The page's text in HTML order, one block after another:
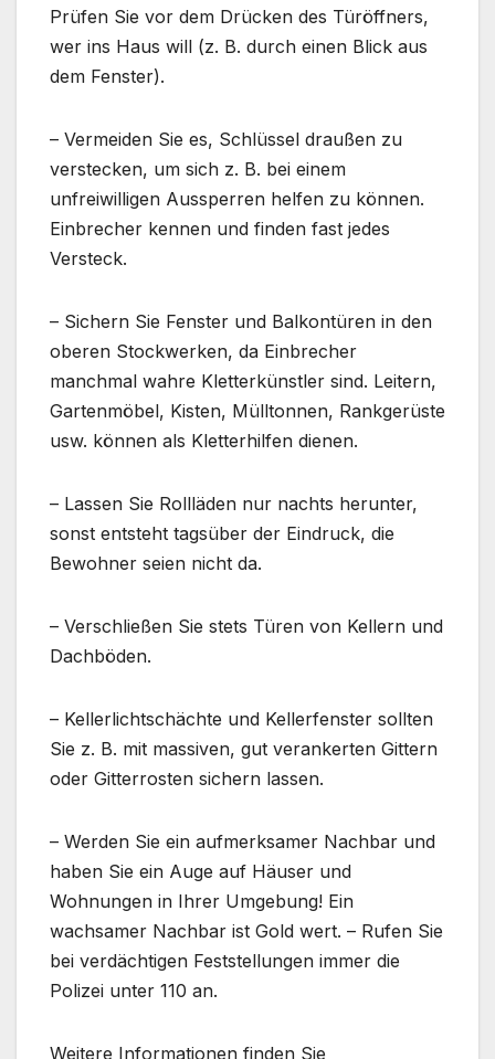
Prüfen Sie vor dem Drücken des Türöffners,
wer ins Haus will (z. B. durch einen Blick aus
dem Fenster).
– Vermeiden Sie es, Schlüssel draußen zu
verstecken, um sich z. B. bei einem
unfreiwilligen Aussperren helfen zu können.
Einbrecher kennen und finden fast jedes
Versteck.
– Sichern Sie Fenster und Balkontüren in den
oberen Stockwerken, da Einbrecher
manchmal wahre Kletterkünstler sind. Leitern,
Gartenmöbel, Kisten, Mülltonnen, Rankgerüste
usw. können als Kletterhilfen dienen.
– Lassen Sie Rollläden nur nachts herunter,
sonst entsteht tagsüber der Eindruck, die
Bewohner seien nicht da.
– Verschließen Sie stets Türen von Kellern und
Dachböden.
– Kellerlichtschächte und Kellerfenster sollten
Sie z. B. mit massiven, gut verankerten Gittern
oder Gitterrosten sichern lassen.
– Werden Sie ein aufmerksamer Nachbar und
haben Sie ein Auge auf Häuser und
Wohnungen in Ihrer Umgebung! Ein
wachsamer Nachbar ist Gold wert. – Rufen Sie
bei verdächtigen Feststellungen immer die
Polizei unter 110 an.
Weitere Informationen finden Sie